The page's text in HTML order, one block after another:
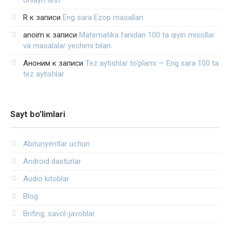
R к записи Eng sara Ezop masallari
anoim к записи Matematika fanidan 100 ta qiyin misollar
va masalalar yechimi bilan
Аноним к записи Tez aytishlar to‘plami — Eng sara 100 ta
tez aytishlar
Sayt bo’limlari
Abituriyentlar uchun
Android dasturlar
Audio kitoblar
Blog
Brifing, savol-javoblar